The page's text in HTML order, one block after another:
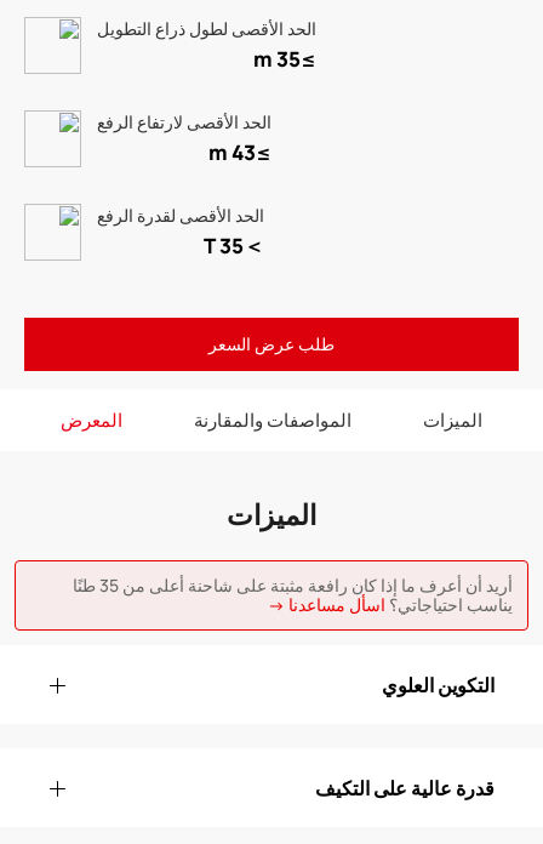
الحد الأقصى لطول ذراع التطويل
≥35 m
الحد الأقصى لارتفاع الرفع
≥43 m
الحد الأقصى لقدرة الرفع
＞35 T
طلب عرض السعر
الميزات المواصفات والمقارنة المعرض
الميزات
أريد أن أعرف ما إذا كان رافعة مثبتة على شاحنة أعلى من 35 طنًا
يناسب احتياجاتي؟ اسأل مساعدنا →
التكوين العلوي
قدرة عالية على التكيف